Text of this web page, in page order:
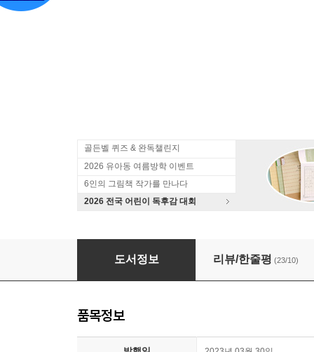
골든벨 퀴즈 & 완독챌린지
2026 유아동 여름방학 이벤트
6인의 그림책 작가를 만나다
2026 전국 어린이 독후감 대회
작은 아저씨 이야기
도서정보 리뷰/한줄평 (23/10)
품목정보